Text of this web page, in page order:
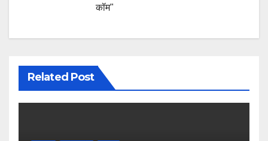
कॉम"
Related Post